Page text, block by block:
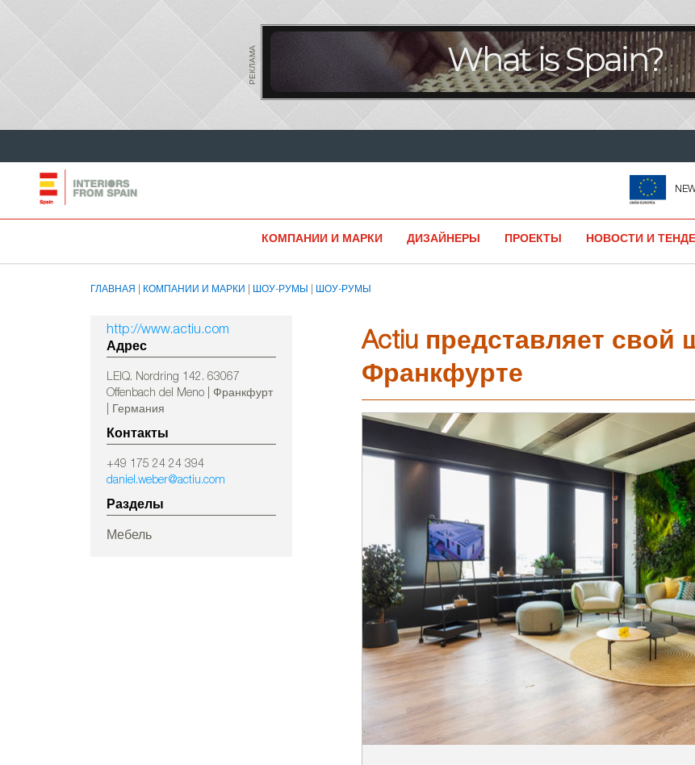
РЕКЛАМА
КОМПАНИИ И МАРКИ ДИЗАЙНЕРЫ ПРОЕКТЫ НОВОСТИ И
ГЛАВНАЯ КОМПАНИИ И МАРКИ ШОУ-РУМЫ ШОУ-РУМЫ
http://www.actiu.com
Адрес
LEIQ. Nordring 142. 63067
Offenbach del Meno | Франкфурт
| Германия
Контакты
+49 175 24 24 394
daniel.weber@actiu.com
Разделы
Мебель
Actiu представляет свой
Франкфурте